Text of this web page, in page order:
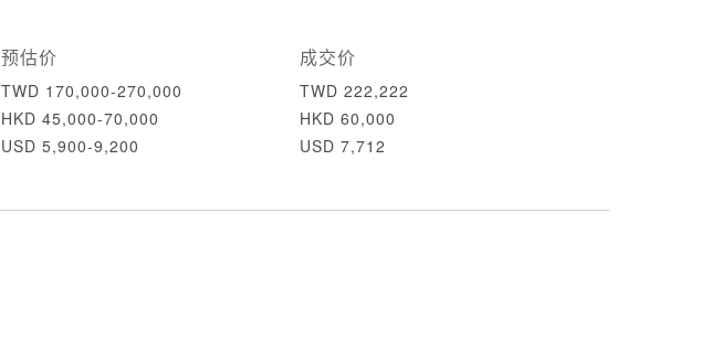
预估价
TWD 170,000-270,000
HKD 45,000-70,000
USD 5,900-9,200
成交价
TWD 222,222
HKD 60,000
USD 7,712